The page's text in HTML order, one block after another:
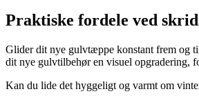
Praktiske fordele ved
Glider dit nye gulvtæppe konstant frem og
dit nye gulvtilbehør en visuel opgradering,
Kan du lide det hyggeligt og varmt om